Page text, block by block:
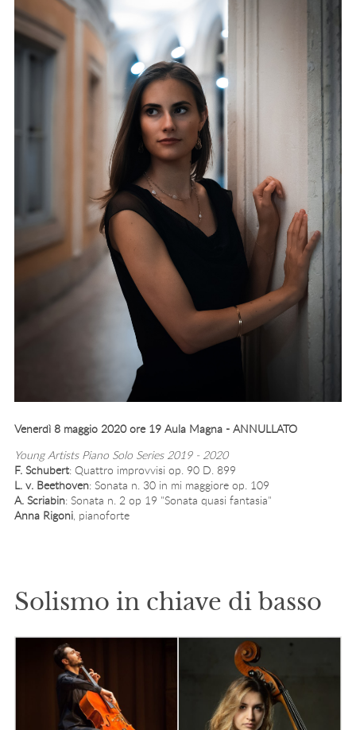
Venerdì 8 maggio 2020 ore 19 Aula Magna - ANNULLATO
Young Artists Piano Solo Series 2019 - 2020
F. Schubert: Quattro improvvisi op. 90 D. 899
L. v. Beethoven: Sonata n. 30 in mi maggiore op. 109
A. Scriabin: Sonata n. 2 op 19 "Sonata quasi fantasia"
Anna Rigoni, pianoforte
Solismo in chiave di basso